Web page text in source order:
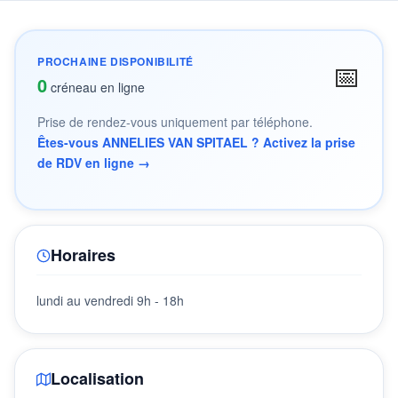
PROCHAINE DISPONIBILITÉ
0 créneau en ligne 📅
Prise de rendez-vous uniquement par téléphone.
Êtes-vous ANNELIES VAN SPITAEL ? Activez la prise
de RDV en ligne →
Horaires
lundi au vendredi 9h - 18h
Localisation